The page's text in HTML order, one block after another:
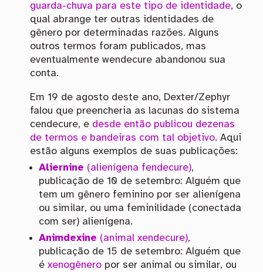
guarda-chuva para este tipo de identidade, o
qual abrange ter outras identidades de
gênero por determinadas razões. Alguns
outros termos foram publicados, mas
eventualmente wendecure abandonou sua
conta.
Em 19 de agosto deste ano, Dexter/Zephyr
falou que preencheria as lacunas do sistema
cendecure, e desde então publicou dezenas
de termos e bandeiras com tal objetivo. Aqui
estão alguns exemplos de suas publicações:
Aliernine (alienígena fendecure),
publicação de 10 de setembro: Alguém que
tem um gênero feminino por ser alienígena
ou similar, ou uma feminilidade (conectada
com ser) alienígena.
Animdexine (animal xendecure),
publicação de 15 de setembro: Alguém que
é xenogêneropor ser animal ou similar, ou